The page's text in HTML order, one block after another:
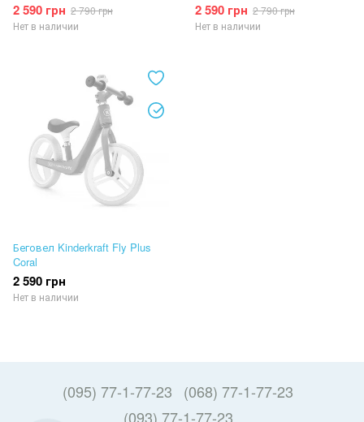
2 590 грн 2 790 грн
Нет в наличии
2 590 грн 2 790 грн
Нет в наличии
Беговел Kinderkraft Fly Plus
Coral
2 590 грн
Нет в наличии
(095) 77-1-77-23
(068) 77-1-77-23
(093) 77-1-77-23